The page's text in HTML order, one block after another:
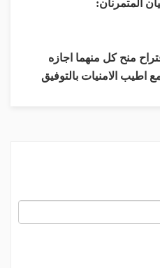
منح كل منهما اجازه
اطيب الامنيات بالتوفيق